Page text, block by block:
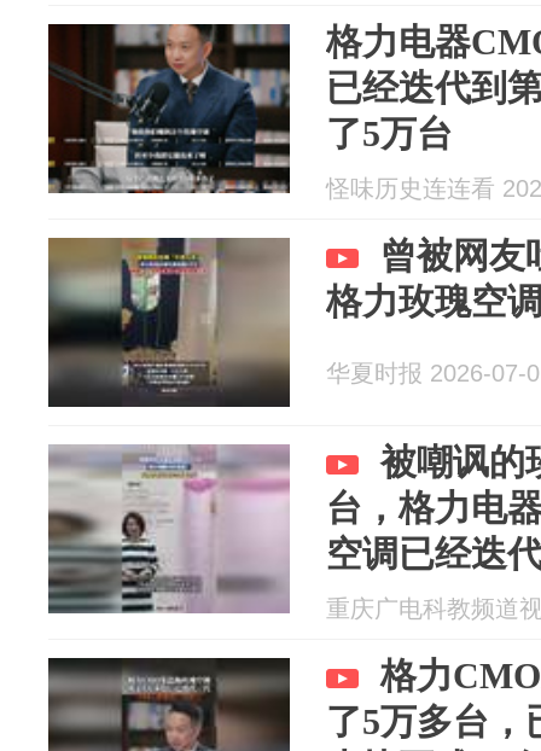
格力电器
已经迭代到
了5万台
怪味历史连连看
曾被网友
格力玫瑰空
华夏时报 2026-07-
被嘲讽的
台，格力电
空调已经迭
重庆广电科教频道
格力
了5万多台，